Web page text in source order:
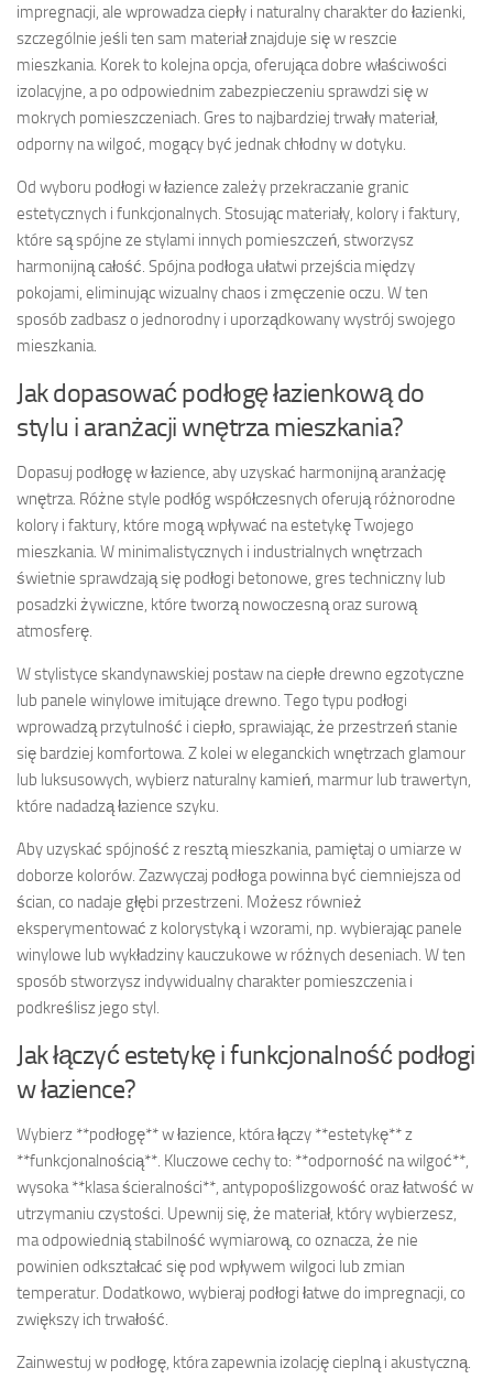
impregnacji, ale wprowadza ciepły i naturalny charakter do łazienki,
szczególnie jeśli ten sam materiał znajduje się w reszcie
mieszkania. Korek to kolejna opcja, oferująca dobre właściwości
izolacyjne, a po odpowiednim zabezpieczeniu sprawdzi się w
mokrych pomieszczeniach. Gres to najbardziej trwały materiał,
odporny na wilgoć, mogący być jednak chłodny w dotyku.
Od wyboru podłogi w łazience zależy przekraczanie granic
estetycznych i funkcjonalnych. Stosując materiały, kolory i faktury,
które są spójne ze stylami innych pomieszczeń, stworzysz
harmonijną całość. Spójna podłoga ułatwi przejścia między
pokojami, eliminując wizualny chaos i zmęczenie oczu. W ten
sposób zadbasz o jednorodny i uporządkowany wystrój swojego
mieszkania.
Jak dopasować podłogę łazienkową do
stylu i aranżacji wnętrza mieszkania?
Dopasuj podłogę w łazience, aby uzyskać harmonijną aranżację
wnętrza. Różne style podłóg współczesnych oferują różnorodne
kolory i faktury, które mogą wpływać na estetykę Twojego
mieszkania. W minimalistycznych i industrialnych wnętrzach
świetnie sprawdzają się podłogi betonowe, gres techniczny lub
posadzki żywiczne, które tworzą nowoczesną oraz surową
atmosferę.
W stylistyce skandynawskiej postaw na ciepłe drewno egzotyczne
lub panele winylowe imitujące drewno. Tego typu podłogi
wprowadzą przytulność i ciepło, sprawiając, że przestrzeń stanie
się bardziej komfortowa. Z kolei w eleganckich wnętrzach glamour
lub luksusowych, wybierz naturalny kamień, marmur lub trawertyn,
które nadadzą łazience szyku.
Aby uzyskać spójność z resztą mieszkania, pamiętaj o umiarze w
doborze kolorów. Zazwyczaj podłoga powinna być ciemniejsza od
ścian, co nadaje głębi przestrzeni. Możesz również
eksperymentować z kolorystyką i wzorami, np. wybierając panele
winylowe lub wykładziny kauczukowe w różnych deseniach. W ten
sposób stworzysz indywidualny charakter pomieszczenia i
podkreślisz jego styl.
Jak łączyć estetykę i funkcjonalność podłogi
w łazience?
Wybierz **podłogę** w łazience, która łączy **estetykę** z
**funkcjonalnością**. Kluczowe cechy to: **odporność na wilgoć**,
wysoka **klasa ścieralności**, antypopoślizgowość oraz łatwość w
utrzymaniu czystości. Upewnij się, że materiał, który wybierzesz,
ma odpowiednią stabilność wymiarową, co oznacza, że nie
powinien odkształcać się pod wpływem wilgoci lub zmian
temperatur. Dodatkowo, wybieraj podłogi łatwe do impregnacji, co
zwiększy ich trwałość.
Zainwestuj w podłogę, która zapewnia izolację cieplną i akustyczną.